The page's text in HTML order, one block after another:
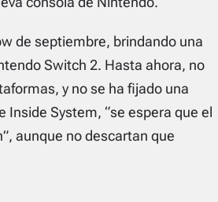
de septiembre, brindando una
Switch 2. Hasta ahora, no
y no se ha fijado una
System, “se espera que el
aunque no descartan que